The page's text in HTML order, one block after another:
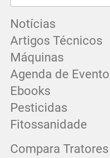
Notícias
Artigos Técnicos
Máquinas
Agenda de
Ebooks
Pesticidas
Fitossanidade
Compara Tratores